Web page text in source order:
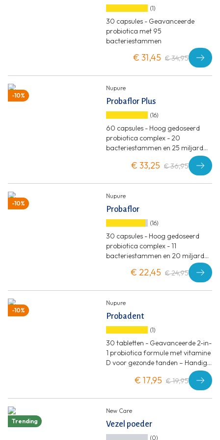
(1)
30 capsules - Geavanceerde
probiotica met 95
bacteriestammen
€ 31,45 € 34,95
-10%
Nupure
Probaflor Plus
(16)
60 capsules - Hoog gedoseerd
probiotica complex - 20
bacteriestammen en 25 miljard
€ 33,25 € 36,95
-10%
Nupure
Probaflor
(16)
30 capsules - Hoog gedoseerd
probiotica complex - 11
bacteriestammen en 20 miljard
€ 22,45 € 24,95
-10%
Nupure
Probadent
(1)
30 tabletten - Geavanceerde 2-in-
1 probiotica formule met vitamine
D voor gezonde tanden – Handig
zuigtablet met citroensmaak
€ 17,95 € 19,95
Trending
New Care
Vezel poeder
(0)